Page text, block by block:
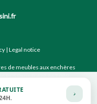
| Legal notice
de meubles aux enchères